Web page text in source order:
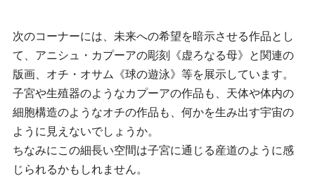
次のコーナーには、未来への希望を暗示させる作品とし
て、アニシュ・カプーアの彫刻《虚ろなる母》と関連の
版画、オチ・オサム《球の遊泳》等を展示しています。
子宮や生殖器のようなカプーアの作品も、天体や体内の
細胞構造のようなオチの作品も、何かを生み出す宇宙の
ように見えないでしょうか。
ちなみにこの細長い空間は子宮に通じる産道のように感
じられるかもしれません。